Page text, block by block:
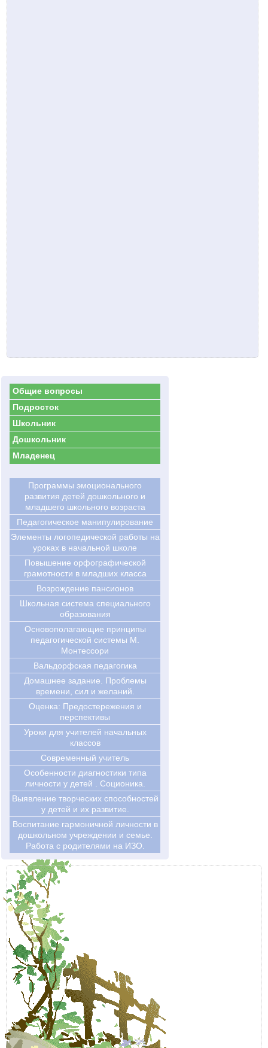
Общие вопросы
Подросток
Школьник
Дошкольник
Младенец
Программы эмоционального
развития детей дошкольного и
младшего школьного возраста
Педагогическое манипулирование
Элементы логопедической работы на
уроках в начальной школе
Повышение орфографической
грамотности в младших класса
Возрождение пансионов
Школьная система специального
образования
Основополагающие принципы
педагогической системы М.
Монтессори
Вальдорфская педагогика
Домашнее задание. Проблемы
времени, сил и желаний.
Оценка: Предостережения и
перспективы
Уроки для учителей начальных
классов
Современный учитель
Особенности диагностики типа
личности у детей . Соционика.
Выявление творческих способностей
у детей и их развитие.
Воспитание гармоничной личности в
дошкольном учреждении и семье.
Работа с родителями на ИЗО.